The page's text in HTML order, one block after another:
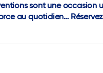
sont une occasion
au quotidien…